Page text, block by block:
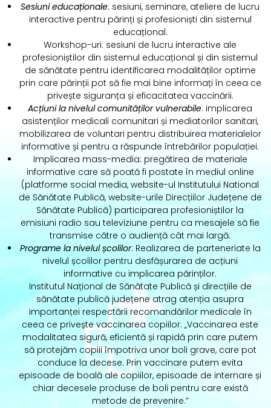
Sesiuni educaționale: sesiuni, seminare, ateliere de lucru
interactive pentru părinți și profesioniști din sistemul
educațional.
Workshop-uri: sesiuni de lucru interactive ale
profesioniștilor din sistemul educațional și din sistemul
de sănătate pentru identificarea modalităților optime
prin care părinții pot să fie mai bine informați în ceea ce
privește siguranța și eficacitatea vaccinării.
Acțiuni la nivelul comunităților vulnerabile: implicarea
asistenților medicali comunitari și mediatorilor sanitari,
mobilizarea de voluntari pentru distribuirea materialelor
informative și pentru a răspunde întrebărilor populației.
Implicarea mass-media: pregătirea de materiale
informative care să poată fi postate în mediul online
(platforme social media, website-ul Institutului National
de Sănătate Publică, website-urile Direcțiilor Județene de
Sănătate Publică) participarea profesioniștilor la
emisiuni radio sau televiziune pentru ca mesajele să fie
transmise către o audiență cât mai largă.
Programe la nivelul școlilor: Realizarea de parteneriate la
nivelul școlilor pentru desfășurarea de acțiuni
informative cu implicarea părinților.
Institutul Național de Sănătate Publică și direcțiile de
sănătate publică județene atrag atenția asupra
importanței respectării recomandărilor medicale în
ceea ce privește vaccinarea copiilor. „Vaccinarea este
modalitatea sigură, eficientă și rapidă prin care putem
să protejăm copiii împotriva unor boli grave, care pot
conduce la decese. Prin vaccinare putem evita
episoade de boală ale copiilor, episoade de internare și
chiar decesele produse de boli pentru care există
metode de prevenire.”